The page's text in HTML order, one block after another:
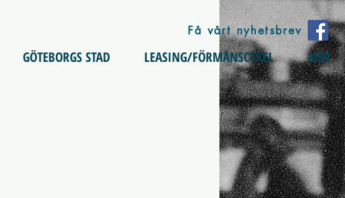
Få vårt nyhetsbrev
GÖTEBORGS STAD LEASING/FÖRMÅNSCYKEL MER